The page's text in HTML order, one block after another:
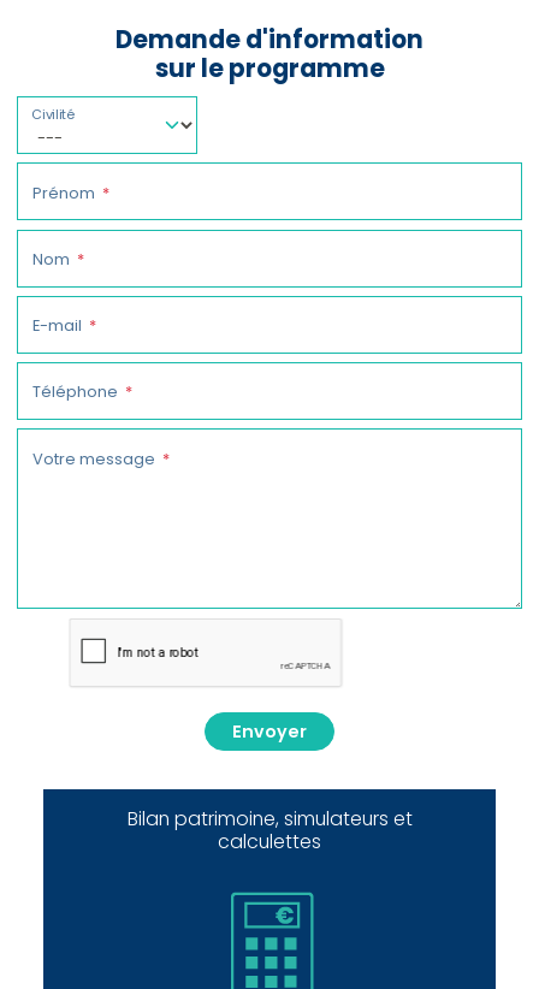
Demande d'information
sur le programme
Civilité
Prénom
Nom
E-mail
Téléphone
Votre message
Envoyer
Bilan patrimoine, simulateurs et
calculettes